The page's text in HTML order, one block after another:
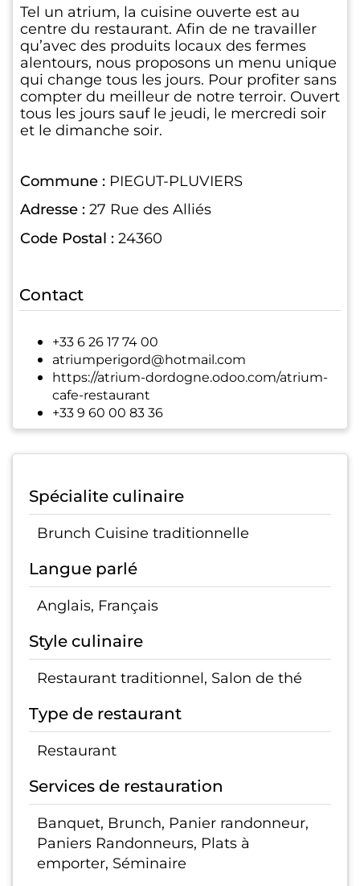
Tel un atrium, la cuisine ouverte est au
centre du restaurant. Afin de ne travailler
qu’avec des produits locaux des fermes
alentours, nous proposons un menu unique
qui change tous les jours. Pour profiter sans
compter du meilleur de notre terroir. Ouvert
tous les jours sauf le jeudi, le mercredi soir
et le dimanche soir.
Commune : PIEGUT-PLUVIERS
Adresse : 27 Rue des Alliés
Code Postal : 24360
Contact
+33 6 26 17 74 00
atriumperigord@hotmail.com
https://atrium-dordogne.odoo.com/atrium-
cafe-restaurant
+33 9 60 00 83 36
Spécialite culinaire
Brunch Cuisine traditionnelle
Langue parlé
Anglais, Français
Style culinaire
Restaurant traditionnel, Salon de thé
Type de restaurant
Restaurant
Services de restauration
Banquet, Brunch, Panier randonneur,
Paniers Randonneurs, Plats à
emporter, Séminaire